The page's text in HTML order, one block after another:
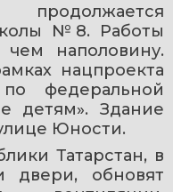
№8. Работы
наполовину.
нацпроекта
федеральной
детям». Здание
Юности.
Татарстан, в
двери, обновят